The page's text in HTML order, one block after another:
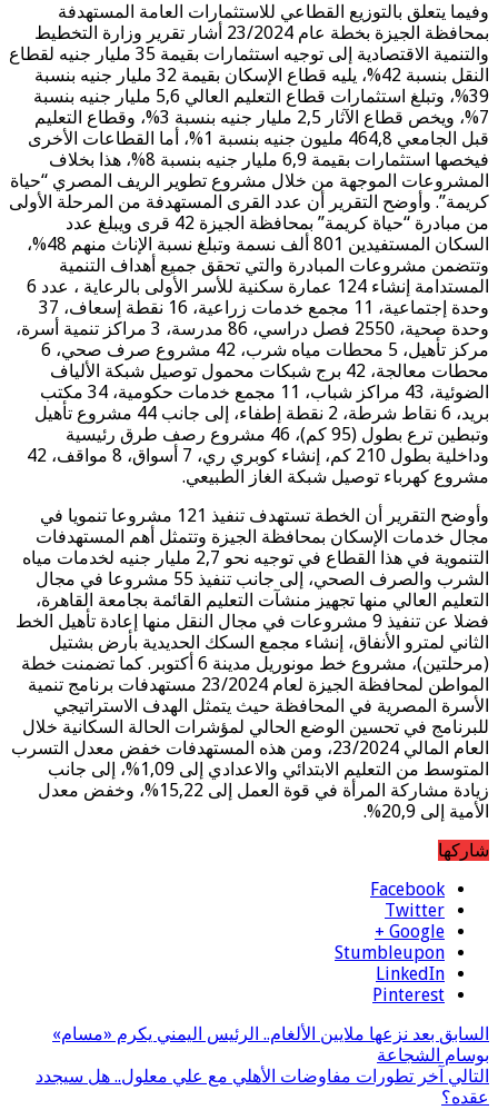
وفيما يتعلق بالتوزيع القطاعي للاستثمارات العامة المستهدفة
بمحافظة الجيزة بخطة عام 23/2024 أشار تقرير وزارة التخطيط
والتنمية الاقتصادية إلى توجيه استثمارات بقيمة 35 مليار جنيه لقطاع
النقل بنسبة 42%، يليه قطاع الإسكان بقيمة 32 مليار جنيه بنسبة
39%، وتبلغ استثمارات قطاع التعليم العالي 5,6 مليار جنيه بنسبة
7%، ويخص قطاع الآثار 2,5 مليار جنيه بنسبة 3%، وقطاع التعليم
قبل الجامعي 464,8 مليون جنيه بنسبة 1%، أما القطاعات الأخرى
فيخصها استثمارات بقيمة 6,9 مليار جنيه بنسبة 8%، هذا بخلاف
المشروعات الموجهة من خلال مشروع تطوير الريف المصري “حياة
كريمة”. وأوضح التقرير أن عدد القرى المستهدفة من المرحلة الأولى
من مبادرة “حياة كريمة” بمحافظة الجيزة 42 قرى ويبلغ عدد
السكان المستفيدين 801 ألف نسمة وتبلغ نسبة الإناث منهم 48%،
وتتضمن مشروعات المبادرة والتي تحقق جميع أهداف التنمية
المستدامة إنشاء 124 عمارة سكنية للأسر الأولى بالرعاية ، عدد 6
وحدة إجتماعية، 11 مجمع خدمات زراعية، 16 نقطة إسعاف، 37
وحدة صحية، 2550 فصل دراسي، 86 مدرسة، 3 مراكز تنمية أسرة،
مركز تأهيل، 5 محطات مياه شرب، 42 مشروع صرف صحي، 6
محطات معالجة، 42 برج شبكات محمول توصيل شبكة الألياف
الضوئية، 43 مراكز شباب، 11 مجمع خدمات حكومية، 34 مكتب
بريد، 6 نقاط شرطة، 2 نقطة إطفاء، إلى جانب 44 مشروع تأهيل
وتبطين ترع بطول (95 كم)، 46 مشروع رصف طرق رئيسية
وداخلية بطول 210 كم، إنشاء كوبري ري، 7 أسواق، 8 مواقف، 42
مشروع كهرباء توصيل شبكة الغاز الطبيعي.
وأوضح التقرير أن الخطة تستهدف تنفيذ 121 مشروعا تنمويا في
مجال خدمات الإسكان بمحافظة الجيزة وتتمثل أهم المستهدفات
التنموية في هذا القطاع في توجيه نحو 2,7 مليار جنيه لخدمات مياه
الشرب والصرف الصحي، إلى جانب تنفيذ 55 مشروعا في مجال
التعليم العالي منها تجهيز منشآت التعليم القائمة بجامعة القاهرة،
فضلا عن تنفيذ 9 مشروعات في مجال النقل منها إعادة تأهيل الخط
الثاني لمترو الأنفاق، إنشاء مجمع السكك الحديدية بأرض بشتيل
(مرحلتين)، مشروع خط مونوريل مدينة 6 أكتوبر. كما تضمنت خطة
المواطن لمحافظة الجيزة لعام 23/2024 مستهدفات برنامج تنمية
الأسرة المصرية في المحافظة حيث يتمثل الهدف الاستراتيجي
للبرنامج في تحسين الوضع الحالي لمؤشرات الحالة السكانية خلال
العام المالي 23/2024، ومن هذه المستهدفات خفض معدل التسرب
المتوسط من التعليم الابتدائي والاعدادي إلى 1,09%، إلى جانب
زيادة مشاركة المرأة في قوة العمل إلى 15,22%، وخفض معدل
الأمية إلى 20,9%.
شاركها
Facebook
Twitter
Google +
Stumbleupon
LinkedIn
Pinterest
السابق بعد نزعها ملايين الألغام.. الرئيس اليمني يكرم «مسام»
بوسام الشجاعة
التالي آخر تطورات مفاوضات الأهلي مع علي معلول.. هل سيجدد
عقده؟